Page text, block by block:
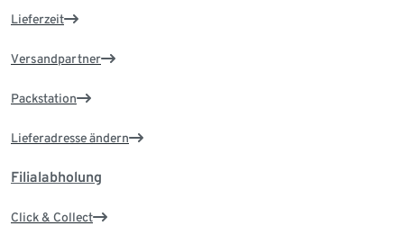
Lieferzeit
Versandpartner
Packstation
Lieferadresse ändern
Filialabholung
Click & Collect